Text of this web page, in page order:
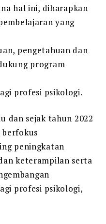
hal ini, diharapkan
yang
pengetahuan dan
program
profesi psikologi.
dan sejak tahun 2022
berfokus
peningkatan
keterampilan serta
profesi psikologi,